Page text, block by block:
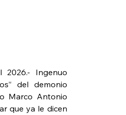
2026.- Ingenuo
del demonio
Marco Antonio
que ya le dicen